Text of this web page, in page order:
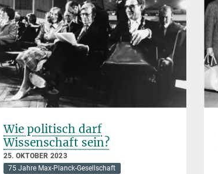
Wie politisch darf
Wissenschaft sein?
25. OKTOBER 2023
75 Jahre Max-Planck-Gesellschaft